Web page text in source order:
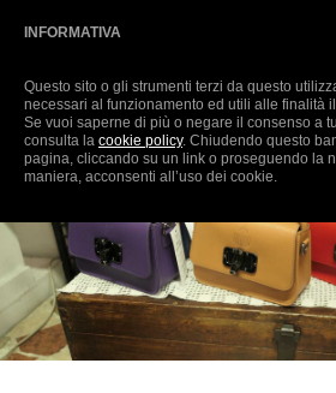
INFORMATIVA
Questo sito o gli strumenti terzi da questo
necessari al funzionamento ed utili alle finalità
Se vuoi saperne di più o negare il consenso a
consulta la cookie policy. Chiudendo questo
pagina, cliccando su un link o proseguendo la
maniera, acconsenti all’uso dei cookie.